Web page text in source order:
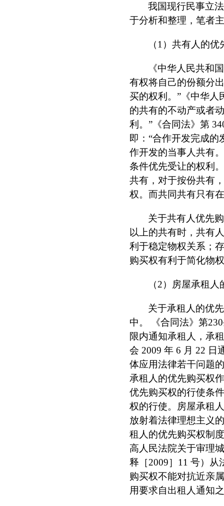
我国现行民事立
于分析和整理，笔者
（1 ）共有人的优
《中华人民共和
有权将自己的份额分
买的权利。”《中华人
的共有的不动产或者
利。”《合同法》第
即：“合作开发完成
作开发的当事人共有
条件优先受让的权利
共有，对于按份共有
权。而共同共有只有
关于共有人优先
以上的共有时，共有
利于稳定物权关系；
购买权有利于简化物
（2）房屋承租人
关于承租人的优
中。
《合同法》第230
限内通知承租人，承
会 2009 年 6 月 22 日
体应用法律若干问题
承租人的优先购买权
优先购买权的行使条
权的行使。房屋承租
放射着法律理想主义
租人的优先购买权制
高人民法院关于审理
释［2009］ 11 号）从
购买权不能对抗近亲
用要求自出租人通知